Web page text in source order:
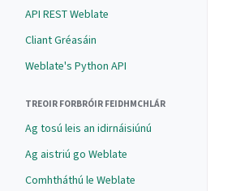
API REST Weblate
Cliant Gréasáin
Weblate's Python API
TREOIR FORBRÓIR FEIDHMCHLÁR
Ag tosú leis an idirnáisiúnú
Ag aistriú go Weblate
Comhtháthú le Weblate